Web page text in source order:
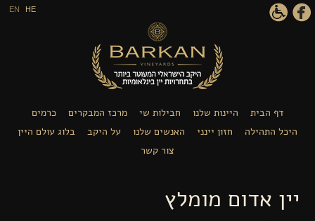
היינות שלנו חבילות שי מרכז המבקרים
כרמים
חזון יינני האנשים שלנו על היקב
בלוג עולם היין
אדום מומלץ